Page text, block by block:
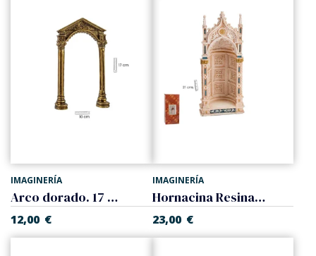
IMAGINERÍA
Arco dorado. 17 cm.
12,00 €
IMAGINERÍA
Hornacina Resina 21
23,00 €